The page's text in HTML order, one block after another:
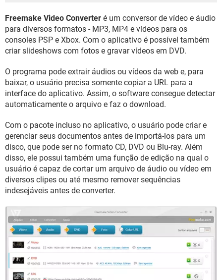
INSTAGRAM GMAIL
GUIA DE COMPRAS
Freemake Video Converter é um conversor de vídeo e áudio
para diversos formatos - MP3, MP4 e vídeos para os
consoles PSP e Xbox. Com o aplicativo é possível também
criar slideshows com fotos e gravar vídeos em DVD.
O programa pode extrair áudios ou vídeos da web e, para
baixar, o usuário precisa somente copiar a URL para a
interface do aplicativo. Assim, o software consegue detectar
automaticamente o arquivo e faz o download.
Com o pacote incluso no aplicativo, o usuário pode criar e
gerenciar seus documentos antes de importá-los para um
disco, que pode ser no formato CD, DVD ou Blu-ray. Além
disso, ele possui também uma função de edição na qual o
usuário é capaz de cortar um arquivo de áudio ou vídeo em
diversos clipes ou até mesmo remover sequências
indesejáveis antes de converter.